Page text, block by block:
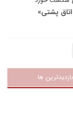
ها